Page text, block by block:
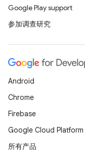
Google Play support
参加调查研究
Android
Chrome
Firebase
Google Cloud Platform
所有产品